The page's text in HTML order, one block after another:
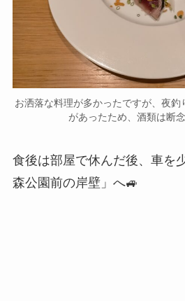
お洒落な料理が多かったですが、夜
があったため、酒類は断
食後は部屋で休んだ後、車を
森公園前の岸壁」へ🚙